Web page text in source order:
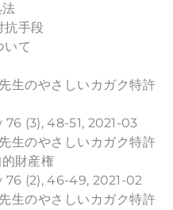
手段
て
生のやさしいカガク特許
(3), 48-51, 2021-03
生のやさしいカガク特許
財産権
76 (2), 46-49, 2021-02
生のやさしいカガク特許